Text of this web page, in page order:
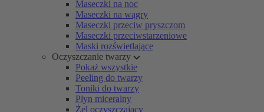
Maseczki na noc
Maseczki na wągry
Maseczki przeciw pryszczom
Maseczki przeciwstarzeniowe
Maski rozświetlające
Oczyszczanie twarzy
Pokaż wszystkie
Peeling do twarzy
Toniki do twarzy
Płyn miceralny
Żel oczyszczający